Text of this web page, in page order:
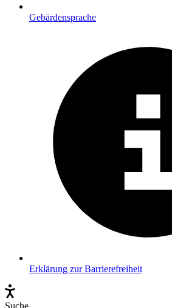
Gebärdensprache
Erklärung zur Barrierefreiheit